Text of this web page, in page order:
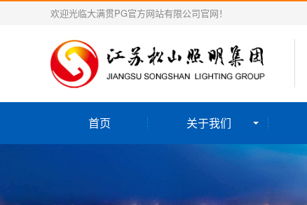
欢迎光临大满贯PG官方网站有限公司官网！
首页 关于我们